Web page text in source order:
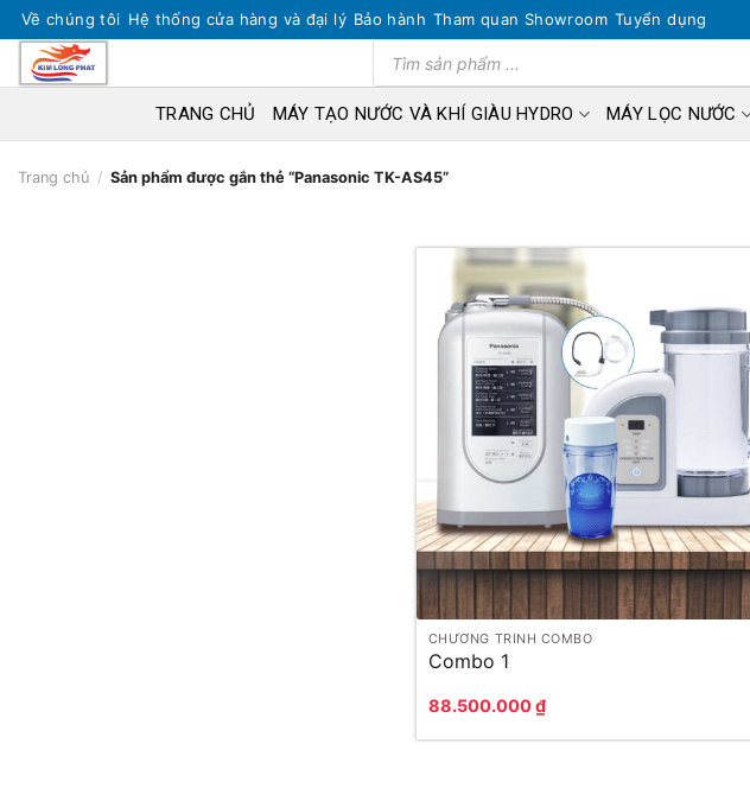
Skip
to
content
Về chúng tôi Hệ thống cửa hàng và đại lý Bảo hành Tham quan Showroom Tuyển dụng
kiếm
sản
phẩm
TRANG CHỦ MÁY TẠO NƯỚC VÀ KHÍ GIÀU HYDRO MÁY LỌC NƯỚC
Trang chủ / Sản phẩm được gắn thẻ “Panasonic TK-AS45”
CHƯƠNG TRÌNH COMBO
Combo 1
88.500.000₫